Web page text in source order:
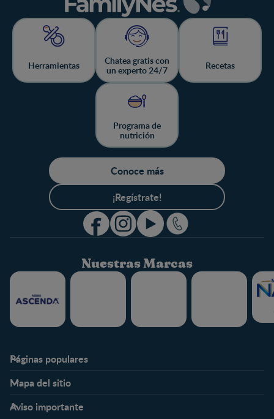
Herramientas
Chatea gratis con
un experto 24/7
Recetas
Programa de
nutrición
Conoce más
¡Regístrate!
Nuestras Marcas
Páginas populares
Expertos en Nutrición
Preguntas Frecuentes
Mapa del sitio
Preconcepción
Aviso importante